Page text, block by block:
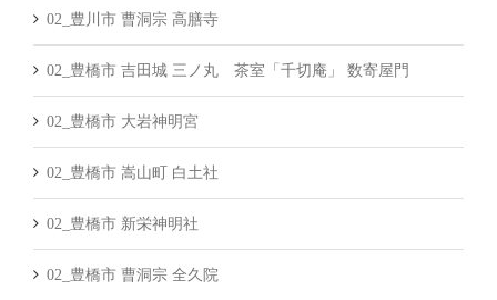
02_豊川市 曹洞宗 高膳寺
02_豊橋市 吉田城 三ノ丸 茶室「千切庵」 数寄屋門
02_豊橋市 大岩神明宮
02_豊橋市 嵩山町 白土社
02_豊橋市 新栄神明社
02_豊橋市 曹洞宗 全久院